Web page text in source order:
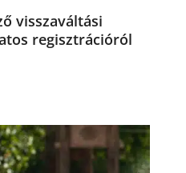
visszaváltási
regisztrációról